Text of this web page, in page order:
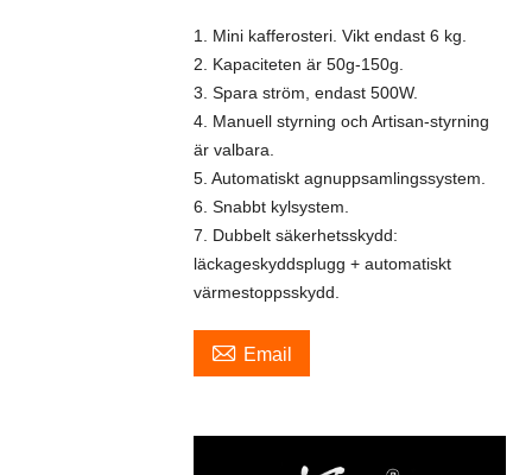
1. Mini kafferosteri. Vikt endast 6 kg.
2. Kapaciteten är 50g-150g.
3. Spara ström, endast 500W.
4. Manuell styrning och Artisan-styrning
är valbara.
5. Automatiskt agnuppsamlingssystem.
6. Snabbt kylsystem.
7. Dubbelt säkerhetsskydd:
läckageskyddsplugg + automatiskt
värmestoppsskydd.
 Email